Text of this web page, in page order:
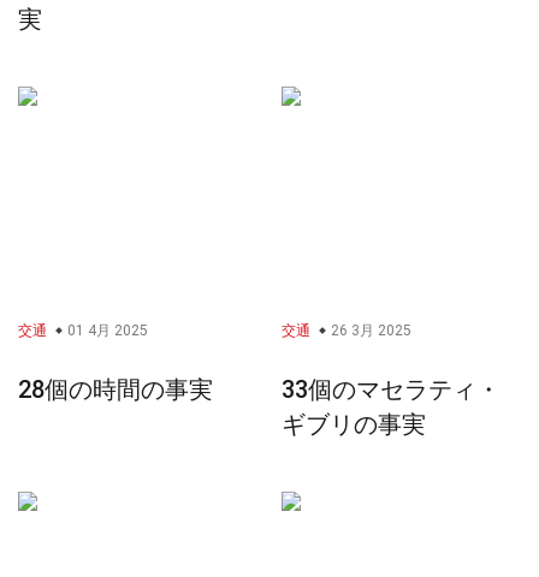
実
交通 01 4月 2025
28個の時間の事実
交通 26 3月 2025
33個のマセラティ・
ギブリの事実